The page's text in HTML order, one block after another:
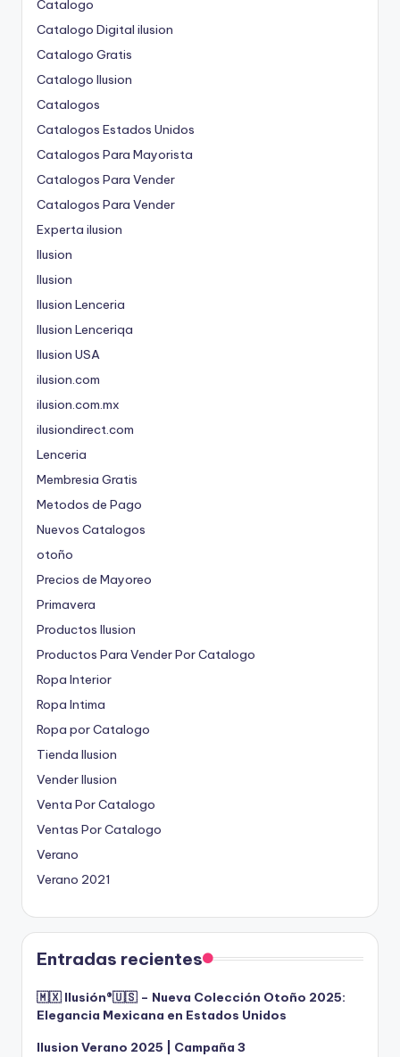
Catalogo
Catalogo Digital ilusion
Catalogo Gratis
Catalogo Ilusion
Catalogos
Catalogos Estados Unidos
Catalogos Para Mayorista
Catalogos Para Vender
Catalogos Para Vender
Experta ilusion
Ilusion
Ilusion
Ilusion Lenceria
Ilusion Lenceriqa
Ilusion USA
ilusion.com
ilusion.com.mx
ilusiondirect.com
Lenceria
Membresia Gratis
Metodos de Pago
Nuevos Catalogos
otoño
Precios de Mayoreo
Primavera
Productos Ilusion
Productos Para Vender Por Catalogo
Ropa Interior
Ropa Intima
Ropa por Catalogo
Tienda Ilusion
Vender Ilusion
Venta Por Catalogo
Ventas Por Catalogo
Verano
Verano 2021
Entradas recientes
🇲🇽 Ilusión®️🇺🇸 – Nueva Colección Otoño 2025:
Elegancia Mexicana en Estados Unidos
Ilusion Verano 2025 | Campaña 3